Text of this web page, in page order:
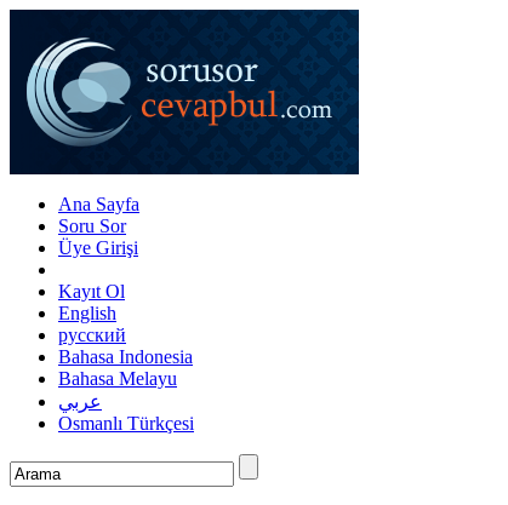
Ana Sayfa
Soru Sor
Üye Girişi
Kayıt Ol
English
русский
Bahasa Indonesia
Bahasa Melayu
عربي
Osmanlı Türkçesi